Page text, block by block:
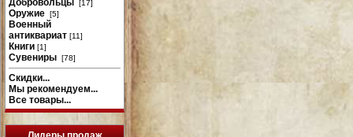
[17]
Оружие [5]
Военный
антиквариат [11]
Книги [1]
Сувениры [78]
Скидки...
Мы рекомендуем...
Все товары...